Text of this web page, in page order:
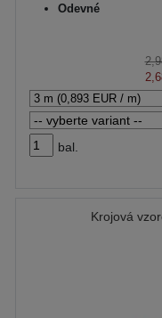
Odevné
bal.
Krojová